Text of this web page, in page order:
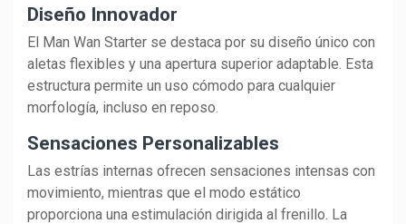
Diseño Innovador
El Man Wan Starter se destaca por su diseño único con
aletas flexibles y una apertura superior adaptable. Esta
estructura permite un uso cómodo para cualquier
morfología, incluso en reposo.
Sensaciones Personalizables
Las estrías internas ofrecen sensaciones intensas con
movimiento, mientras que el modo estático
proporciona una estimulación dirigida al frenillo. La